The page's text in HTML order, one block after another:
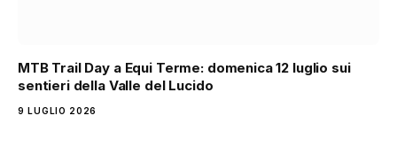
MTB Trail Day a Equi Terme: domenica 12 luglio sui
sentieri della Valle del Lucido
9 LUGLIO 2026